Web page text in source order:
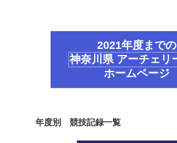
2021年度までの
神奈川県 アーチェリ
ホームページ
年度別 競技記録一覧